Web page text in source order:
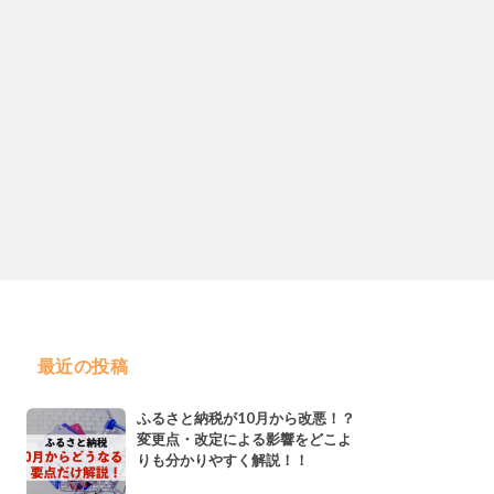
最近の投稿
ふるさと納税が10月から改悪！？
変更点・改定による影響をどこよ
りも分かりやすく解説！！